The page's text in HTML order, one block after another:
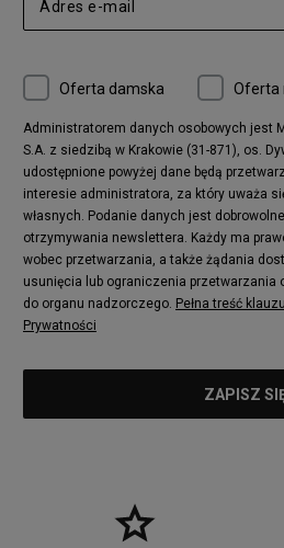
Oferta damska Oferta
Administratorem danych osobowych jest
S.A. z siedzibą w Krakowie (31-871), os.
udostępnione powyżej dane będą
interesie administratora, za który uważa
własnych. Podanie danych jest
otrzymywania newslettera. Każdy ma
wobec przetwarzania, a także żądania
usunięcia lub ograniczenia przetwarzania
do organu nadzorczego. Pełna treść
Prywatności